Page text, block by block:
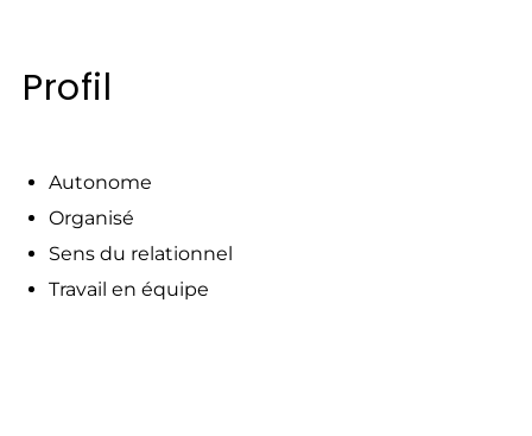
Profil
Autonome
Organisé
Sens du relationnel
Travail en équipe